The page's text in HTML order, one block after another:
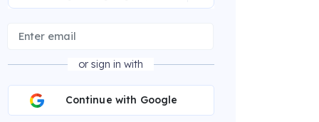
or sign in with
Continue with Google